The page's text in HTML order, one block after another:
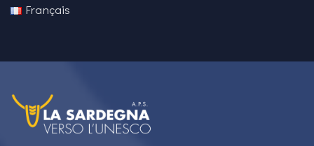
Français